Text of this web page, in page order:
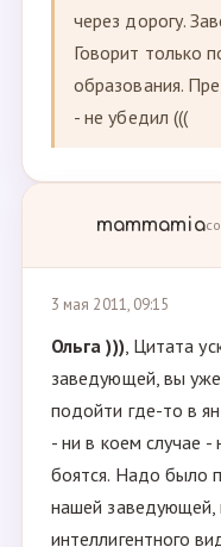
через дорогу.
Говорит только
образования.
- не убедил (((
mammamia
3 мая 2011, 09:15
Ольга ))), Цитата
заведующей, вы
подойти где-то в
- ни в коем случае -
боятся. Надо было
нашей заведующей,
интеллигентного